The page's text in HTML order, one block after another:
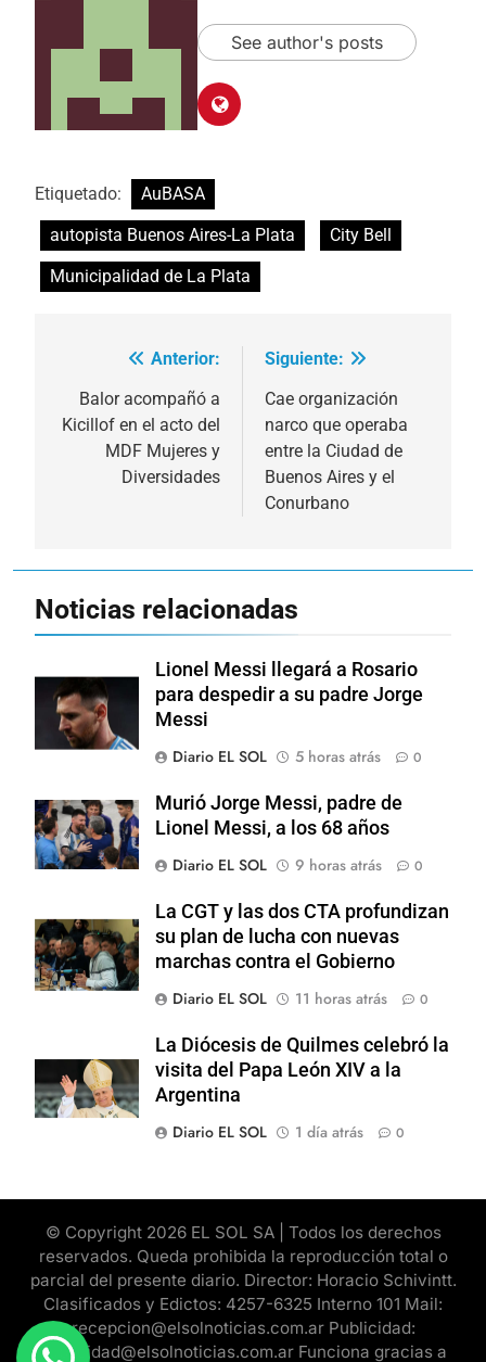
See author's posts
Etiquetado:
AuBASA
autopista Buenos Aires-La Plata
City Bell
Municipalidad de La Plata
Navegación
de
entradas
Anterior:
Balor acompañó a
Kicillof en el acto del
MDF Mujeres y
Diversidades
Siguiente:
Cae organización
narco que operaba
entre la Ciudad de
Buenos Aires y el
Conurbano
Noticias relacionadas
Lionel Messi llegará a Rosario
para despedir a su padre Jorge
Messi
Diario EL SOL
5 horas atrás 0
Murió Jorge Messi, padre de
Lionel Messi, a los 68 años
Diario EL SOL
9 horas atrás 0
La CGT y las dos CTA profundizan
su plan de lucha con nuevas
marchas contra el Gobierno
Diario EL SOL
11 horas atrás 0
La Diócesis de Quilmes celebró la
visita del Papa León XIV a la
Argentina
Diario EL SOL
1 día atrás 0
© Copyright 2026 EL SOL SA | Todos los derechos
reservados. Queda prohibida la reproducción total o
parcial del presente diario. Director: Horacio Schivintt.
Clasificados y Edictos: 4257-6325 Interno 101 Mail:
recepcion@elsolnoticias.com.ar Publicidad:
publicidad@elsolnoticias.com.ar Funciona gracias a